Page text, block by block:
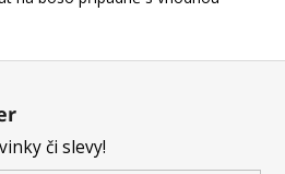
či slevy!